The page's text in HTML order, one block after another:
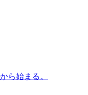
ら始まる。